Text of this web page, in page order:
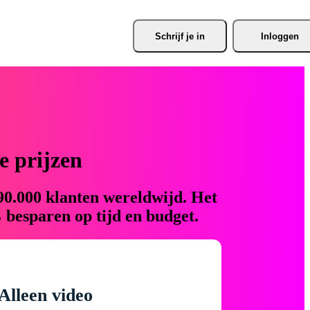
Schrijf je in Inloggen
prijzen
klanten wereldwijd. Het
op tijd en budget.
video